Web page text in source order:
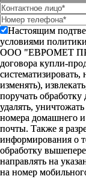
Настоящим
условиями
ООО "ЕВРОМЕТ
договора купли-
систематизировать,
изменять),
поручать
удалять,
номера домашнего
почты. Также я
информирования о
обработку
направлять на
на номер